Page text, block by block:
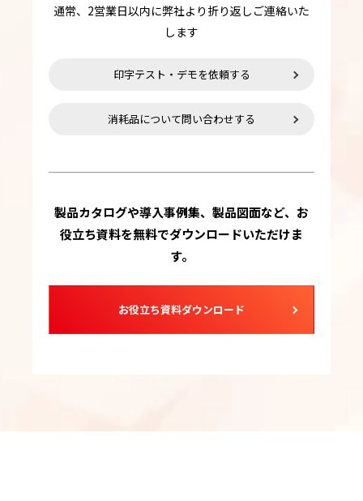
通常、2営業日以内に弊社より折り返しご連絡いた
します
印字テスト・デモを依頼する
消耗品について問い合わせする
製品カタログや導入事例集、製品図面など、お
役立ち資料を無料でダウンロードいただけま
す。
お役立ち資料ダウンロード